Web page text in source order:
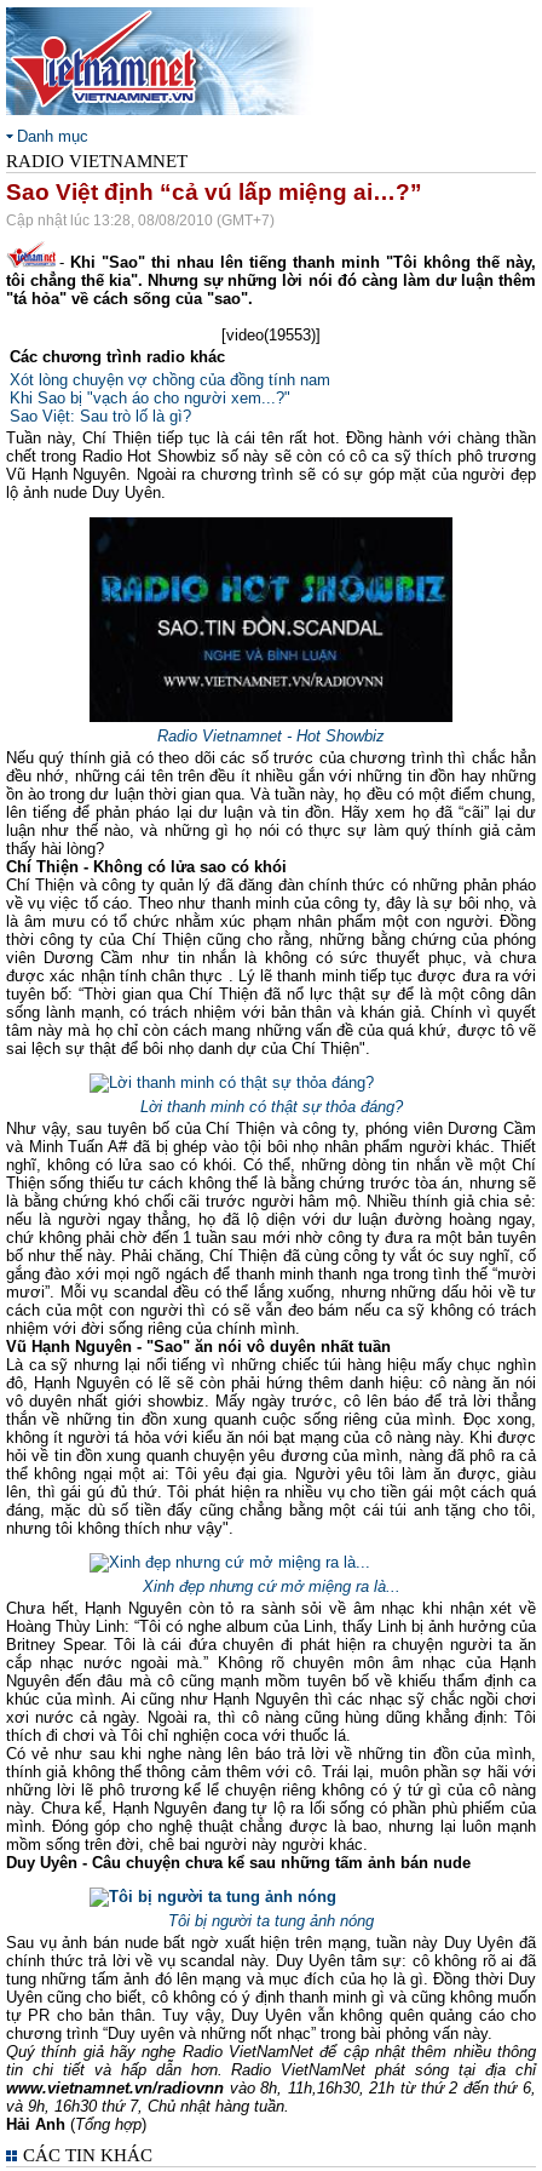
Danh mục
RADIO VIETNAMNET
Sao Việt định “cả vú lấp miệng ai…?”
Cập nhật lúc 13:28, 08/08/2010 (GMT+7)
- Khi "Sao" thi nhau lên tiếng thanh minh "Tôi không thế này,
tôi chẳng thế kia". Nhưng sự những lời nói đó càng làm dư luận thêm
"tá hỏa" về cách sống của "sao".
[video(19553)]
Các chương trình radio khác
Xót lòng chuyện vợ chồng của đồng tính nam
Khi Sao bị "vạch áo cho người xem...?"
Sao Việt: Sau trò lố là gì?
Tuần này, Chí Thiện tiếp tục là cái tên rất hot. Đồng hành với chàng thần
chết trong Radio Hot Showbiz số này sẽ còn có cô ca sỹ thích phô trương
Vũ Hạnh Nguyên. Ngoài ra chương trình sẽ có sự góp mặt của người đẹp
lộ ảnh nude Duy Uyên.
Radio Vietnamnet - Hot Showbiz
Nếu quý thính giả có theo dõi các số trước của chương trình thì chắc hẳn
đều nhớ, những cái tên trên đều ít nhiều gắn với những tin đồn hay những
ồn ào trong dư luận thời gian qua. Và tuần này, họ đều có một điểm chung,
lên tiếng để phản pháo lại dư luận và tin đồn. Hãy xem họ đã “cãi” lại dư
luận như thế nào, và những gì họ nói có thực sự làm quý thính giả cảm
thấy hài lòng?
Chí Thiện - Không có lửa sao có khói
Chí Thiện và công ty quản lý đã đăng đàn chính thức có những phản pháo
về vụ việc tố cáo. Theo như thanh minh của công ty, đây là sự bôi nhọ, và
là âm mưu có tổ chức nhằm xúc phạm nhân phẩm một con người. Đồng
thời công ty của Chí Thiện cũng cho rằng, những bằng chứng của phóng
viên Dương Cầm như tin nhắn là không có sức thuyết phục, và chưa
được xác nhận tính chân thực . Lý lẽ thanh minh tiếp tục được đưa ra với
tuyên bố: “Thời gian qua Chí Thiện đã nổ lực thật sự để là một công dân
sống lành mạnh, có trách nhiệm với bản thân và khán giả. Chính vì quyết
tâm này mà họ chỉ còn cách mang những vấn đề của quá khứ, được tô vẽ
sai lệch sự thật để bôi nhọ danh dự của Chí Thiện".
Lời thanh minh có thật sự thỏa đáng?
Như vậy, sau tuyên bố của Chí Thiện và công ty, phóng viên Dương Cầm
và Minh Tuấn A# đã bị ghép vào tội bôi nhọ nhân phẩm người khác. Thiết
nghĩ, không có lửa sao có khói. Có thể, những dòng tin nhắn về một Chí
Thiện sống thiếu tư cách không thể là bằng chứng trước tòa án, nhưng sẽ
là bằng chứng khó chối cãi trước người hâm mộ. Nhiều thính giả chia sẻ:
nếu là người ngay thẳng, họ đã lộ diện với dư luận đường hoàng ngay,
chứ không phải chờ đến 1 tuần sau mới nhờ công ty đưa ra một bản tuyên
bố như thế này. Phải chăng, Chí Thiện đã cùng công ty vắt óc suy nghĩ, cố
gắng đào xới mọi ngõ ngách để thanh minh thanh nga trong tình thế “mười
mươi”. Mỗi vụ scandal đều có thể lắng xuống, nhưng những dấu hỏi về tư
cách của một con người thì có sẽ vẫn đeo bám nếu ca sỹ không có trách
nhiệm với đời sống riêng của chính mình.
Vũ Hạnh Nguyên - "Sao" ăn nói vô duyên nhất tuần
Là ca sỹ nhưng lại nổi tiếng vì những chiếc túi hàng hiệu mấy chục nghìn
đô, Hạnh Nguyên có lẽ sẽ còn phải hứng thêm danh hiệu: cô nàng ăn nói
vô duyên nhất giới showbiz. Mấy ngày trước, cô lên báo để trả lời thẳng
thắn về những tin đồn xung quanh cuộc sống riêng của mình. Đọc xong,
không ít người tá hỏa với kiểu ăn nói bạt mạng của cô nàng này. Khi được
hỏi về tin đồn xung quanh chuyện yêu đương của mình, nàng đã phô ra cả
thể không ngại một ai: Tôi yêu đại gia. Người yêu tôi làm ăn được, giàu
lên, thì gái gú đủ thứ. Tôi phát hiện ra nhiều vụ cho tiền gái một cách quá
đáng, mặc dù số tiền đấy cũng chẳng bằng một cái túi anh tặng cho tôi,
nhưng tôi không thích như vậy".
Xinh đẹp nhưng cứ mở miệng ra là...
Chưa hết, Hạnh Nguyên còn tỏ ra sành sỏi về âm nhạc khi nhận xét về
Hoàng Thùy Linh: “Tôi có nghe album của Linh, thấy Linh bị ảnh hưởng của
Britney Spear. Tôi là cái đứa chuyên đi phát hiện ra chuyện người ta ăn
cắp nhạc nước ngoài mà.” Không rõ chuyên môn âm nhạc của Hạnh
Nguyên đến đâu mà cô cũng mạnh mồm tuyên bố về khiếu thẩm định ca
khúc của mình. Ai cũng như Hạnh Nguyên thì các nhạc sỹ chắc ngồi chơi
xơi nước cả ngày. Ngoài ra, thì cô nàng cũng hùng dũng khẳng định: Tôi
thích đi chơi và Tôi chỉ nghiện coca với thuốc lá.
Có vẻ như sau khi nghe nàng lên báo trả lời về những tin đồn của mình,
thính giả không thể thông cảm thêm với cô. Trái lại, muôn phần sợ hãi với
những lời lẽ phô trương kể lể chuyện riêng không có ý tứ gì của cô nàng
này. Chưa kể, Hạnh Nguyên đang tự lộ ra lối sống có phần phù phiếm của
mình. Đóng góp cho nghệ thuật chẳng được là bao, nhưng lại luôn mạnh
mồm sống trên đời, chê bai người này người khác.
Duy Uyên - Câu chuyện chưa kể sau những tấm ảnh bán nude
Tôi bị người ta tung ảnh nóng
Sau vụ ảnh bán nude bất ngờ xuất hiện trên mạng, tuần này Duy Uyên đã
chính thức trả lời về vụ scandal này. Duy Uyên tâm sự: cô không rõ ai đã
tung những tấm ảnh đó lên mạng và mục đích của họ là gì. Đồng thời Duy
Uyên cũng cho biết, cô không có ý định thanh minh gì và cũng không muốn
tự PR cho bản thân. Tuy vậy, Duy Uyên vẫn không quên quảng cáo cho
chương trình “Duy uyên và những nốt nhạc” trong bài phỏng vấn này.
Quý thính giả hãy nghe Radio VietNamNet để cập nhật thêm nhiều thông
tin chi tiết và hấp dẫn hơn. Radio VietNamNet phát sóng tại địa chỉ
www.vietnamnet.vn/radiovnn vào 8h, 11h,16h30, 21h từ thứ 2 đến thứ 6,
và 9h, 16h30 thứ 7, Chủ nhật hàng tuần.
Hải Anh (Tổng hợp)
CÁC TIN KHÁC